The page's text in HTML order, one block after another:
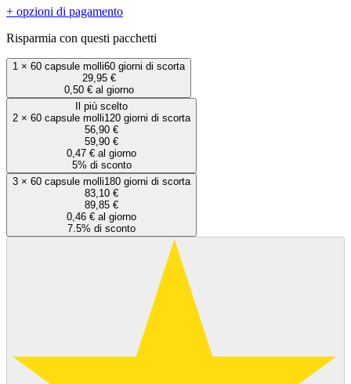
+ opzioni di pagamento
Risparmia con questi pacchetti
1 × 60 capsule molli60 giorni di scorta
29,95 €
0,50 € al giorno
Il più scelto
2 × 60 capsule molli120 giorni di scorta
56,90 €
59,90 €
0,47 € al giorno
5% di sconto
3 × 60 capsule molli180 giorni di scorta
83,10 €
89,85 €
0,46 € al giorno
7.5% di sconto